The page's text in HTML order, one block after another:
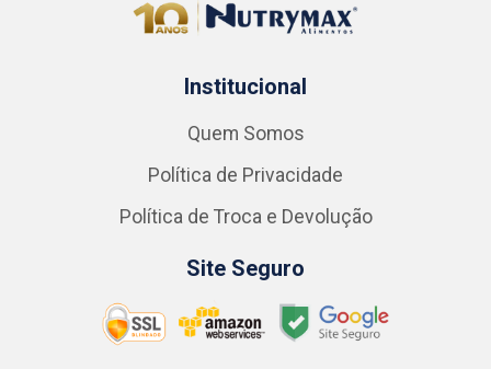
Institucional
Quem Somos
Política de Privacidade
Política de Troca e Devolução
Site Seguro